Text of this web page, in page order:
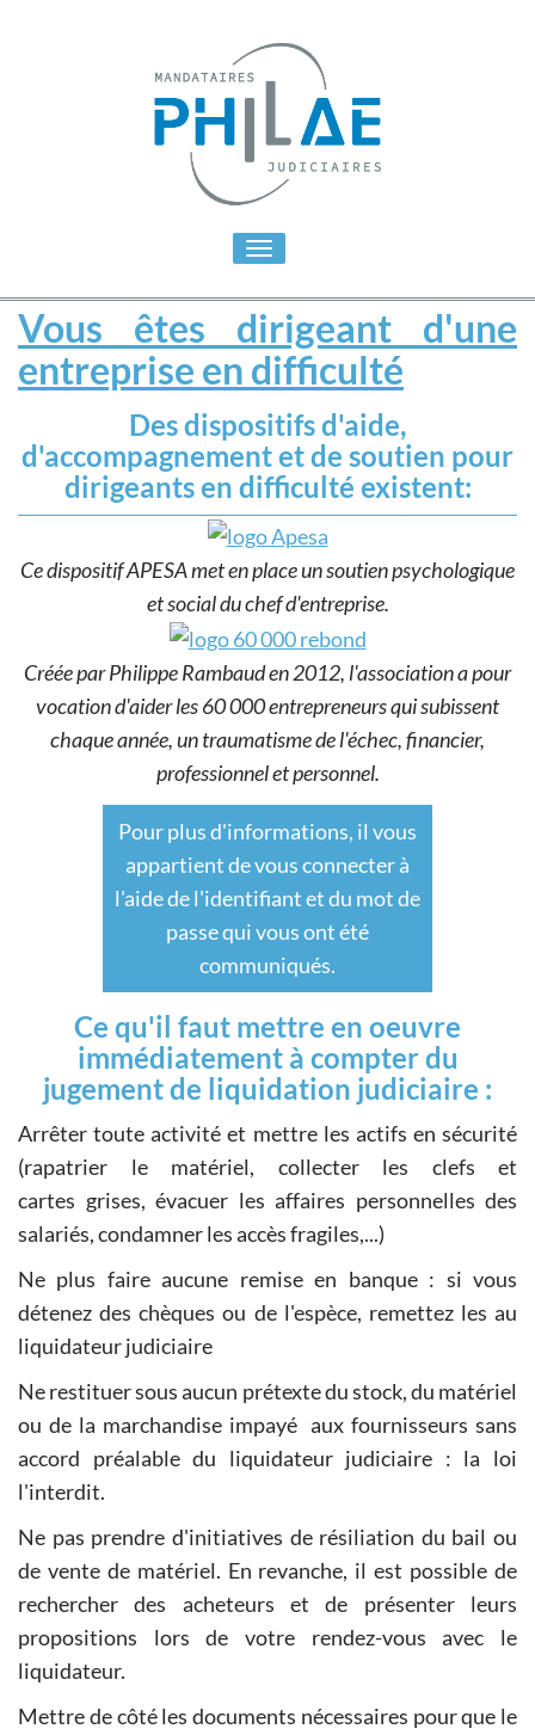
Toggle
Vous êtes dirigeant d'une
entreprise en difficulté
Des dispositifs d'aide,
d'accompagnement et de soutien pour
dirigeants en difficulté existent:
Ce dispositif APESA met en place un soutien psychologique
et social du chef d'entreprise.
Créée par Philippe Rambaud en 2012, l'association a pour
vocation d'aider les 60 000 entrepreneurs qui subissent
chaque année, un traumatisme de l'échec, financier,
professionnel et personnel.
Pour plus d'informations, il vous
appartient de vous connecter à
l'aide de l'identifiant et du mot de
passe qui vous ont été
communiqués.
Ce qu'il faut mettre en oeuvre
immédiatement à compter du
jugement de liquidation judiciaire :
Arrêter toute activité et mettre les actifs en sécurité
(rapatrier le matériel, collecter les clefs et
cartes grises, évacuer les affaires personnelles des
salariés, condamner les accès fragiles,...)
Ne plus faire aucune remise en banque : si vous
détenez des chèques ou de l'espèce, remettez les au
liquidateur judiciaire
Ne restituer sous aucun prétexte du stock, du matériel
ou de la marchandise impayé aux fournisseurs sans
accord préalable du liquidateur judiciaire : la loi
l'interdit.
Ne pas prendre d'initiatives de résiliation du bail ou
de vente de matériel. En revanche, il est possible de
rechercher des acheteurs et de présenter leurs
propositions lors de votre rendez-vous avec le
liquidateur.
Mettre de côté les documents nécessaires pour que le